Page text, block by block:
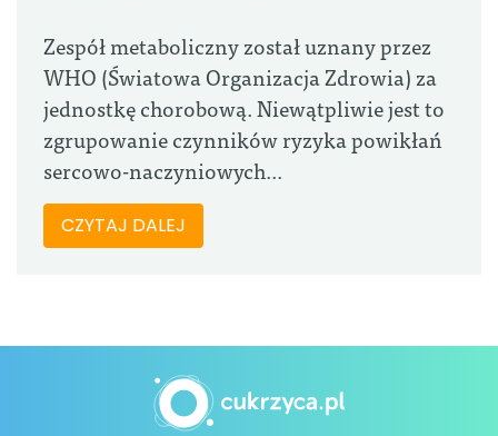
Zespół metaboliczny został uznany przez
WHO (Światowa Organizacja Zdrowia) za
jednostkę chorobową. Niewątpliwie jest to
zgrupowanie czynników ryzyka powikłań
sercowo-naczyniowych...
CZYTAJ DALEJ